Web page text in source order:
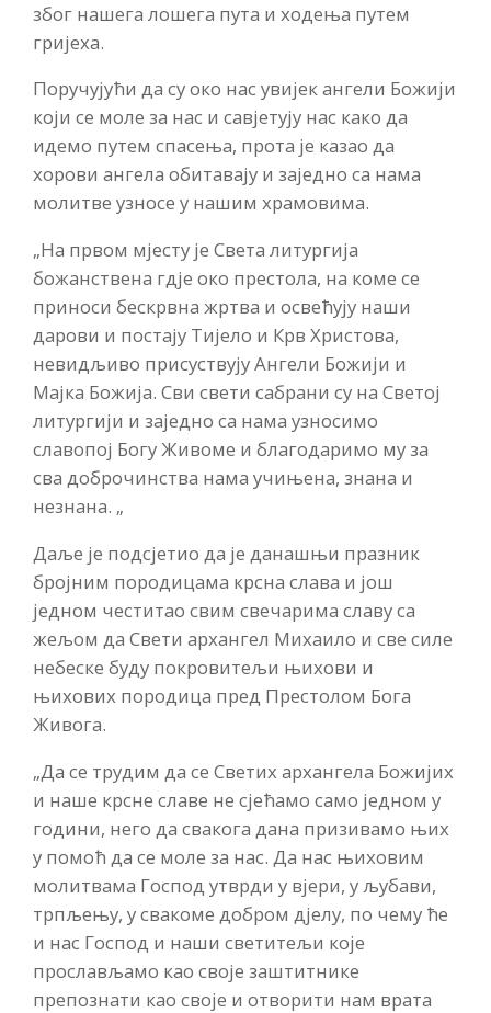
због нашега лошега пута и ходења путем
гријеха.
Поручујући да су око нас увијек ангели Божији
који се моле за нас и савјетују нас како да
идемо путем спасења, прота је казао да
хорови ангела обитавају и заједно са нама
молитве узносе у нашим храмовима.
„На првом мјесту је Света литургија
божанствена гдје око престола, на коме се
приноси бескрвна жртва и освећују наши
дарови и постају Тијело и Крв Христова,
невидљиво присуствују Ангели Божији и
Мајка Божија. Сви свети сабрани су на Светој
литургији и заједно са нама узносимо
славопој Богу Живоме и благодаримо му за
сва доброчинства нама учињена, знана и
незнана. „
Даље је подсјетио да је данашњи празник
бројним породицама крсна слава и још
једном честитао свим свечарима славу са
жељом да Свети архангел Михаило и све силе
небеске буду покровитељи њихови и
њихових породица пред Престолом Бога
Живога.
„Да се трудим да се Светих архангела Божијих
и наше крсне славе не сјећамо само једном у
години, него да свакога дана призивамо њих
у помоћ да се моле за нас. Да нас њиховим
молитвама Господ утврди у вјери, у љубави,
трпљењу, у свакоме добром дјелу, по чему ће
и нас Господ и наши светитељи које
прослављамо као своје заштитнике
препознати као своје и отворити нам врата